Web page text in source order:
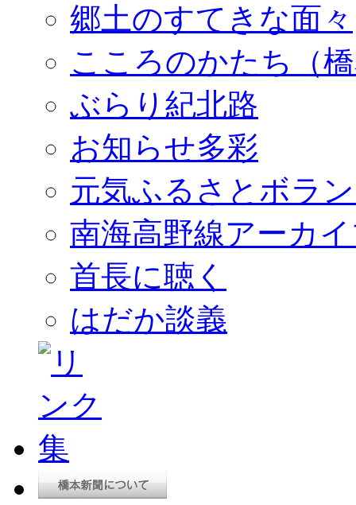
郷土のすてきな面々
こころのかたち（
ぶらり紀北路
お知らせ多彩
元気ふるさとボラ
南海高野線アーカ
首長に聴く
はだか談義